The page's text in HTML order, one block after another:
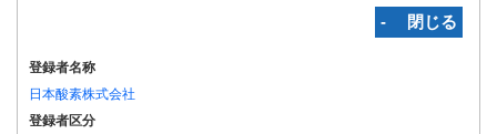
‐ 閉じる
登録者名称
日本酸素株式会社
登録者区分